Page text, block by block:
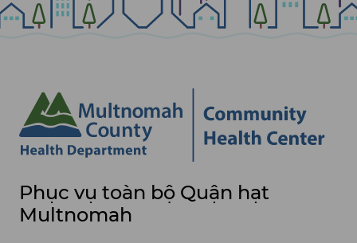
Phục
vụ
Phục vụ toàn bộ Quận hạt
Multnomah